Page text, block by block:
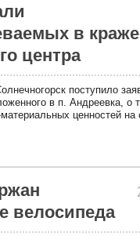
в
центра
поступило
в п. Андреевка, о
ценностей
велосипеда